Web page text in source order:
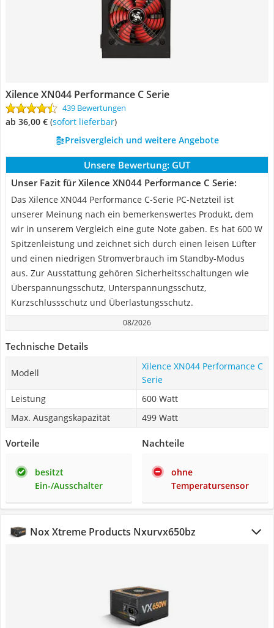
Xilence XN044 Performance C Serie
439 Bewertungen
ab 36,00 € ( Sofort lieferbar)
Preisvergleich und weitere Angebote
Unsere Bewertung: GUT
Unser Fazit für Xilence XN044 Performance C Serie:
Das Xilence XN044 Performance C-Serie PC-Netzteil ist
unserer Meinung nach ein bemerkenswertes Produkt, dem
wir in unserem Vergleich eine gute Note gaben. Es hat 600 W
Spitzenleistung und zeichnet sich durch einen leisen Lüfter
und einen niedrigen Stromverbrauch im Standby-Modus
aus. Zur Ausstattung gehören Sicherheitsschaltungen wie
Überspannungsschutz, Unterspannungsschutz,
Kurzschlussschutz und Überlastungsschutz.
08/2026
Technische Details
Modell
Xilence XN044 Performance C
Serie
Leistung
600 Watt
Max. Ausgangskapazität
499 Watt
Vorteile
besitzt
Ein-/Ausschalter
Nachteile
ohne
Temperatursensor
Nox Xtreme Products Nxurvx650bz